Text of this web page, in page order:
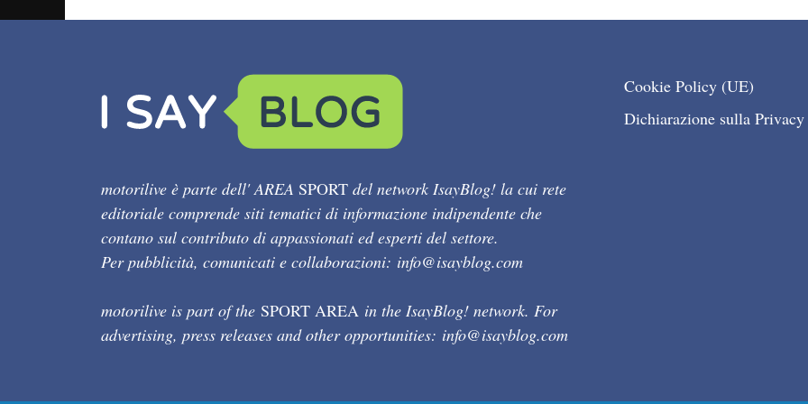
motorilive è parte dell' AREA SPORT del network IsayBlog! la cui rete
editoriale comprende siti tematici di informazione indipendente che
contano sul contributo di appassionati ed esperti del settore.
Per pubblicità, comunicati e collaborazioni: info@isayblog.com
motorilive is part of the SPORT AREA in the IsayBlog! network. For
advertising, press releases and other opportunities: info@isayblog.com
Cookie Policy (UE)
Dichiarazione sulla